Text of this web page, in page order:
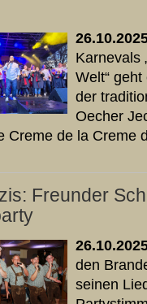
Karnevals
Welt“
der
Oecher
Creme de la Creme
Freunder
den
seinen